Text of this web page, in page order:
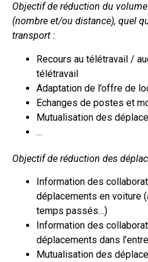
Objectif de réduction du
(nombre et/ou distance), quel
transport :
Recours au télétravail /
télétravail
Adaptation de l’offre de
Echanges de postes et
Mutualisation des
…
Objectif de réduction des
Information des
déplacements en voiture
temps passés…)
Information des
déplacements dans
Mutualisation des